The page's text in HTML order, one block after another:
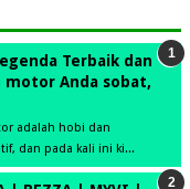
Terbaik dan
motor Anda sobat,
adalah hobi dan
dan pada kali ini ki...